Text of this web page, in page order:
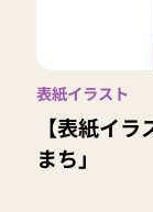
表紙イラスト
【表紙イ
まち」